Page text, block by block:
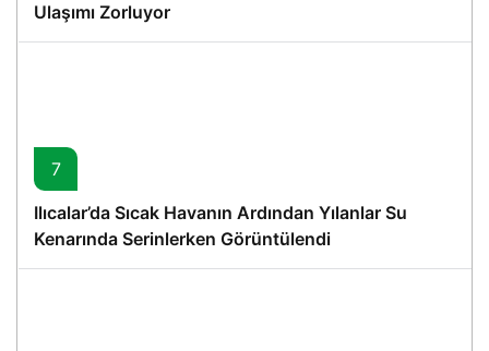
Ulaşımı Zorluyor
7
Ilıcalar’da Sıcak Havanın Ardından Yılanlar Su
Kenarında Serinlerken Görüntülendi